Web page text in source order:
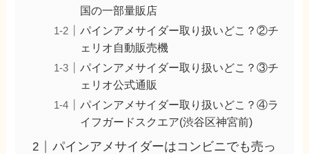
国の一部量販店
パインアメサイダー取り扱いどこ？②チ
ェリオ自動販売機
パインアメサイダー取り扱いどこ？③チ
ェリオ公式通販
パインアメサイダー取り扱いどこ？④ラ
イフガードスクエア(渋谷区神宮前)
パインアメサイダーはコンビニでも売っ